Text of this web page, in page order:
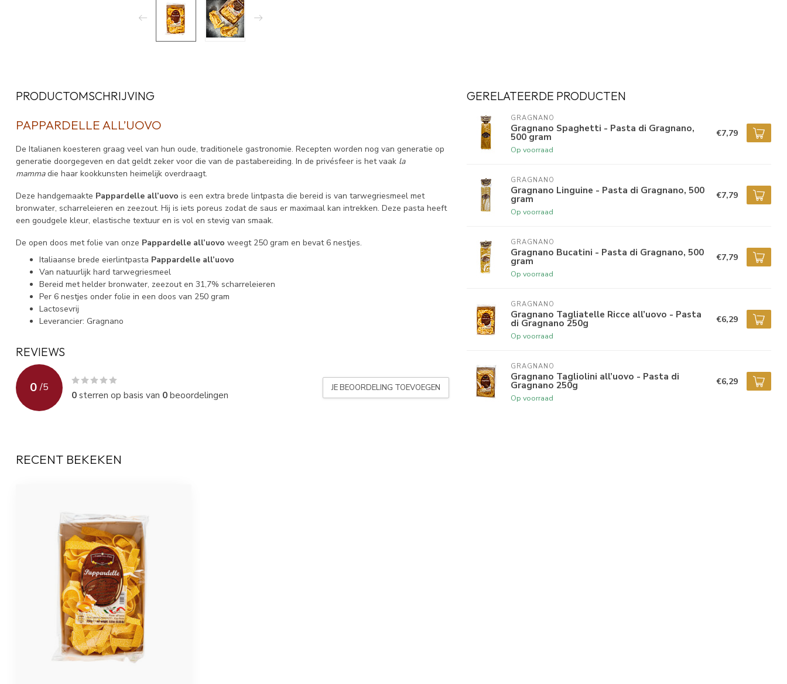
PRODUCTOMSCHRIJVING
PAPPARDELLE ALL’UOVO
De Italianen koesteren graag veel van hun oude, traditionele gastronomie. Recepten worden nog van generatie op
generatie doorgegeven en dat geldt zeker voor die van de pastabereiding. In de privésfeer is het vaak la
mammadie haar kookkunsten heimelijk overdraagt.
Deze handgemaakte Pappardelle all’uovo is een extra brede lintpasta die bereid is van tarwegriesmeel met
bronwater, scharreleieren en zeezout. Hij is iets poreus zodat de saus er maximaal kan intrekken. Deze pasta heeft
een goudgele kleur, elastische textuur en is vol en stevig van smaak.
De open doos met folie van onze Pappardelle all’uovo weegt 250 gram en bevat 6 nestjes.
Italiaanse brede eierlintpasta Pappardelle all’uovo
Van natuurlijk hard tarwegriesmeel
Bereid met helder bronwater, zeezout en 31,7% scharreleieren
Per 6 nestjes onder folie in een doos van 250 gram
Lactosevrij
Leverancier: Gragnano
REVIEWS
0 /5
0sterren op basis van 0beoordelingen
JE BEOORDELING TOEVOEGEN
GERELATEERDE PRODUCTEN
GRAGNANO
Gragnano Spaghetti - Pasta di Gragnano,
500 gram
Op voorraad
€7,79
GRAGNANO
Gragnano Linguine - Pasta di Gragnano, 500
gram
Op voorraad
€7,79
GRAGNANO
Gragnano Bucatini - Pasta di Gragnano, 500
gram
Op voorraad
€7,79
GRAGNANO
Gragnano Tagliatelle Ricce all’uovo - Pasta
di Gragnano 250g
Op voorraad
€6,29
GRAGNANO
Gragnano Tagliolini all’uovo - Pasta di
Gragnano 250g
Op voorraad
€6,29
RECENT BEKEKEN